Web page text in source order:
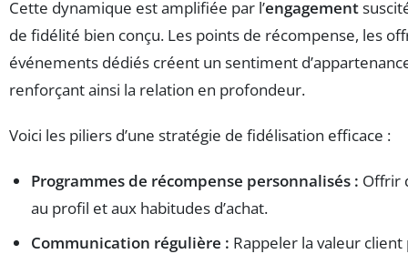
Cette dynamique est amplifiée par l’engagement
de fidélité bien conçu. Les points de récompense, les
événements dédiés créent un sentiment
renforçant ainsi la relation en profondeur.
Voici les piliers d’une stratégie de fidélisation efficace :
Programmes de récompense personnalisés : Offrir
au profil et aux habitudes d’achat.
Communication régulière : Rappeler la valeur